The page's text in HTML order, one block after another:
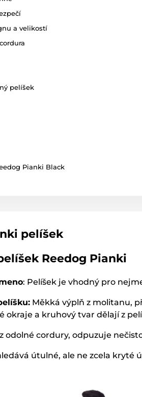
a velikostí
pelíšek
Pianki Black
pelíšek
Reedog Pianki
: Pelíšek je vhodný pro
Měkká výplň z molitanu,
okraje a kruhový tvar dělají z
odolné cordury, odpuzuje
útulné, ale ne zcela kryté